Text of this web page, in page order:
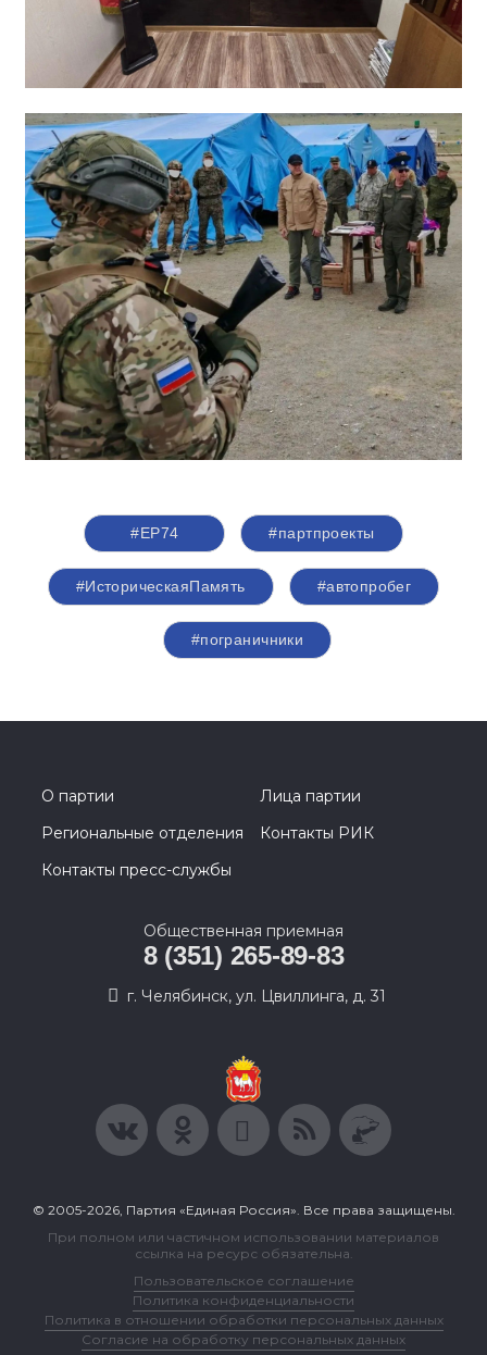
#ЕР74 #партпроекты
#ИсторическаяПамять #автопробег
#пограничники
О партии
Лица партии
Региональные отделения
Контакты РИК
Контакты пресс-службы
Общественная приемная
8 (351) 265-89-83
г. Челябинск, ул. Цвиллинга, д. 31
© 2005-2026, Партия «Единая Россия». Все права защищены.
При полном или частичном использовании материалов
ссылка на ресурс обязательна.
Пользовательское соглашение
Политика конфиденциальности
Политика в отношении обработки персональных данных
Согласие на обработку персональных данных